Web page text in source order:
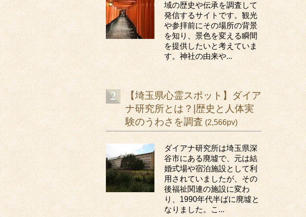
域の歴史や伝承を調査して
発信するサイトです。観光
や参拝前にその場所の背景
を知り、景色を変える瞬間
を提供したいと考えていま
す。神社の由来や...
【埼玉県心霊スポット】ダイア
ナ研究所とは？|歴史と人体実
験のうわさを調査 (2,566pv)
ダイアナ研究所は埼玉県深
谷市にある廃墟で、元は結
婚式場や宿泊施設として利
用されていましたが、その
後福祉関連の施設に変わ
り、1990年代半ばに廃墟と
なりました。こ...